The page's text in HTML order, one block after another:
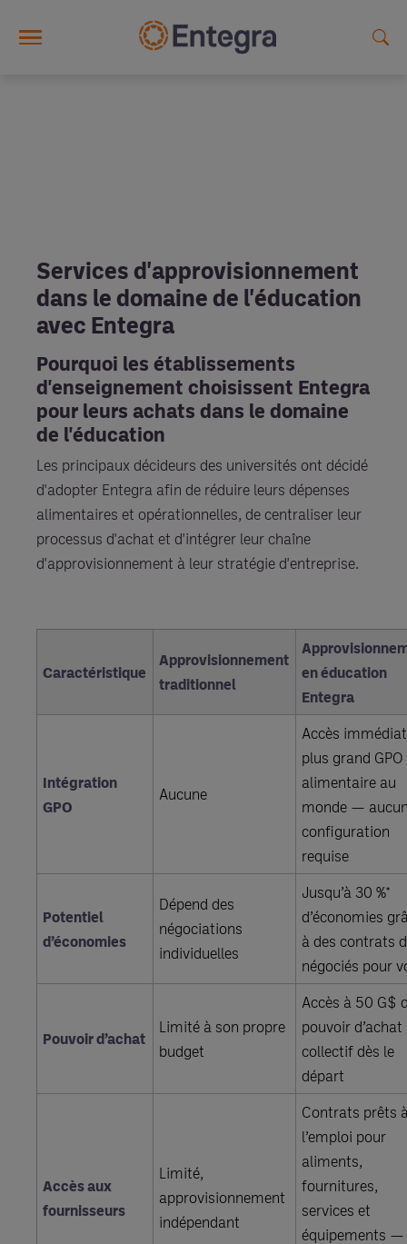
Services d'approvisionnement
dans le domaine de l'éducation
avec Entegra
Pourquoi les établissements
d'enseignement choisissent Entegra
pour leurs achats dans le domaine
de l'éducation
Les principaux décideurs des universités ont décidé
d'adopter Entegra afin de réduire leurs dépenses
alimentaires et opérationnelles, de centraliser leur
processus d'achat et d'intégrer leur chaîne
d'approvisionnement à leur stratégie d'entreprise.
Caractéristique
Approvisionnement
traditionnel
en éducation
Entegra
Intégration
GPO
Aucune
Accès
plus grand GPO
alimentaire au
monde —
configuration
requise
Potentiel
d’économies
Dépend des
négociations
individuelles
Jusqu’à 30 %*
d’économies
à des contrats
négociés pour
Pouvoir d’achat
Limité à son propre
budget
Accès à 50 G$
pouvoir d’achat
collectif dès le
départ
Accès aux
fournisseurs
Limité,
approvisionnement
indépendant
Contrats prêts
l’emploi pour
aliments,
fournitures,
services et
équipements —